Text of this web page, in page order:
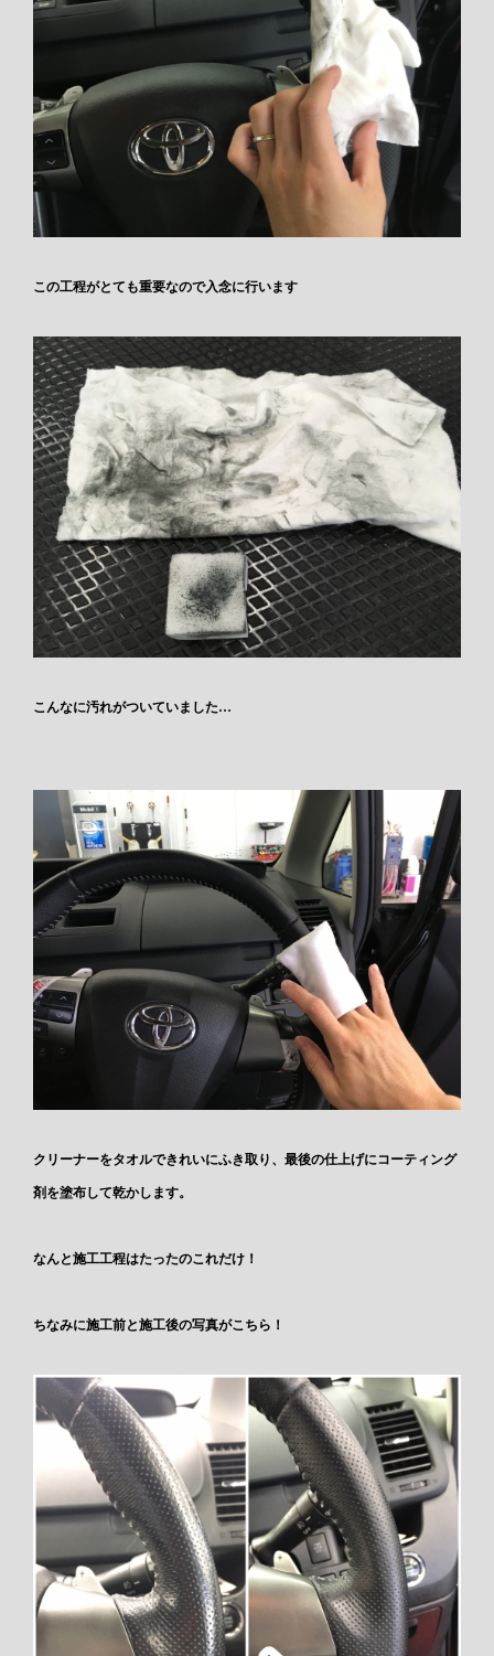
この工程がとても重要なので入念に行います
こんなに汚れがついていました…
クリーナーをタオルできれいにふき取り、最後の仕上げにコーティング
剤を塗布して乾かします。
なんと施工工程はたったのこれだけ！
ちなみに施工前と施工後の写真がこちら！